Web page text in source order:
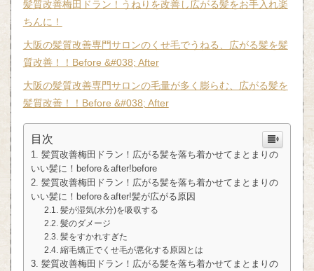
髪質改善梅田ドラン！うねりを改善し広がる髪をお手入れ楽
ちんに！
大阪の髪質改善専門サロンのくせ毛でうねる、広がる髪を髪
質改善！！Before &#038; After
大阪の髪質改善専門サロンの毛量が多く膨らむ、広がる髪を
髪質改善！！Before &#038; After
目次
髪質改善梅田ドラン！広がる髪を落ち着かせてまとまりの
いい髪に！before＆after!before
髪質改善梅田ドラン！広がる髪を落ち着かせてまとまりの
いい髪に！before＆after!髪が広がる原因
髪が湿気(水分)を吸収する
髪のダメージ
髪をすかれすぎた
縮毛矯正でくせ毛が悪化する原因とは
髪質改善梅田ドラン！広がる髪を落ち着かせてまとまりの